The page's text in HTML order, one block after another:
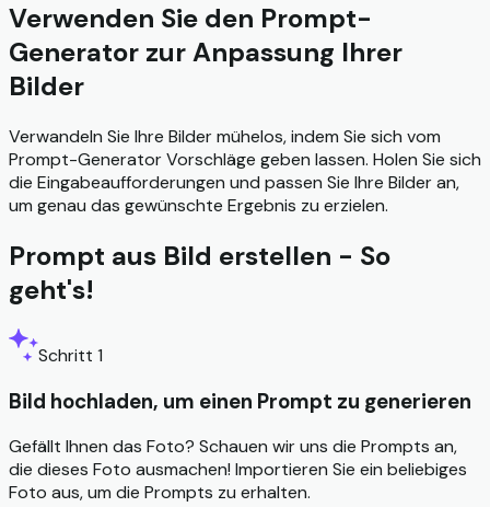
Verwenden Sie den Prompt-
Generator zur Anpassung Ihrer
Bilder
Verwandeln Sie Ihre Bilder mühelos, indem Sie sich vom
Prompt-Generator Vorschläge geben lassen. Holen Sie sich
die Eingabeaufforderungen und passen Sie Ihre Bilder an,
um genau das gewünschte Ergebnis zu erzielen.
Prompt aus Bild erstellen - So
geht's!
Schritt 1
Bild hochladen, um einen Prompt zu generieren
Gefällt Ihnen das Foto? Schauen wir uns die Prompts an,
die dieses Foto ausmachen! Importieren Sie ein beliebiges
Foto aus, um die Prompts zu erhalten.